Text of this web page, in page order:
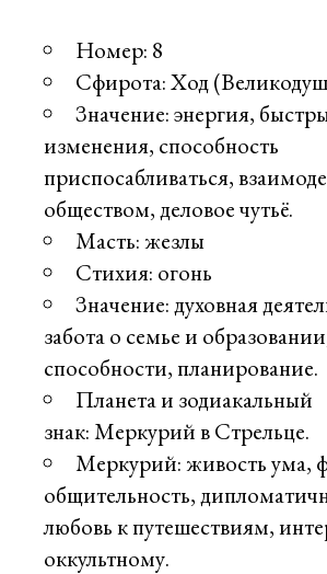
Номер: 8
Сфирота: Ход
Значение: энергия,
изменения, способность
приспосабливаться,
обществом, деловое чутьё.
Масть: жезлы
Стихия: огонь
Значение: духовная
забота о семье и
способности, планирование.
Планета и зодиакальный
знак: Меркурий в Стрельце.
Меркурий: живость ума,
общительность,
любовь к путешествиям,
оккультному.